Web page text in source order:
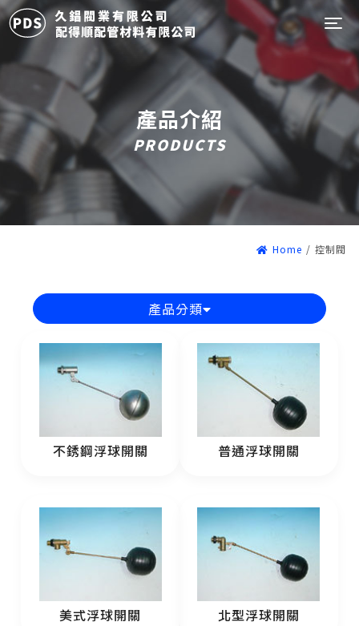
產品介紹
PRODUCTS
Home / 控制閥
產品分類
不銹鋼浮球開關 普通浮球開關
美式浮球開關 北型浮球開關